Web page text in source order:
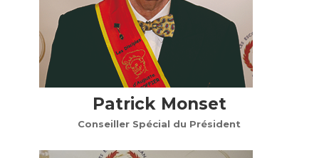
Patrick Monset
Conseiller Spécial du Président